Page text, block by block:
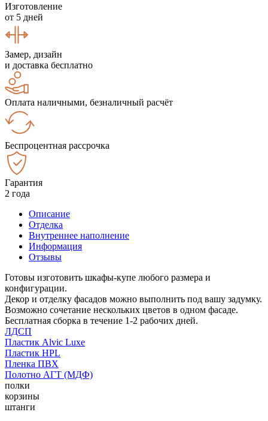
Изготовление
от 5 дней
Замер, дизайн
и доставка бесплатно
Оплата наличными, безналичный расчёт
Беспроцентная рассрочка
Гарантия
2 года
Описание
Отделка
Внутреннее наполнение
Информация
Отзывы
Готовы изготовить шкафы-купе любого размера и
конфигурации.
Декор и отделку фасадов можно выполнить под вашу задумку.
Возможно сочетание нескольких цветов в одном фасаде.
Бесплатная сборка в течение 1-2 рабочих дней.
ЛДСП
Пластик Alvic Luxe
Пластик HPL
Пленка ПВХ
Полотно АГТ (МДФ)
полки
корзины
штанги